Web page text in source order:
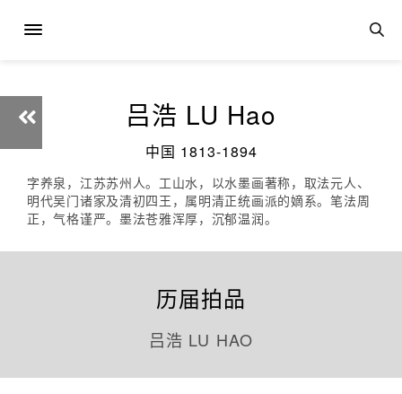
吕浩 LU Hao
中国 1813-1894
字养泉，江苏苏州人。工山水，以水墨画著称，取法元人、
明代吴门诸家及清初四王，属明清正统画派的嫡系。笔法周
正，气格谨严。墨法苍雅浑厚，沉郁温润。
历届拍品
吕浩 LU HAO